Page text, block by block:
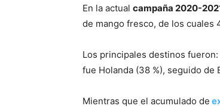
En la actual campaña 2020-
de mango fresco, de los cuales
Los principales destinos fueron:
fue Holanda (38 %), seguido de
Mientras que el acumulado de